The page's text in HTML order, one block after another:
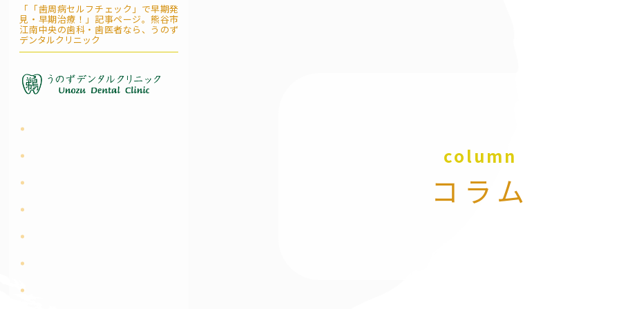
「「歯周病セルフチェック」で早期発
見・早期治療！」記事ページ。熊谷市
江南中央の歯科・歯医者なら、うのず
デンタルクリニック
column
コラム